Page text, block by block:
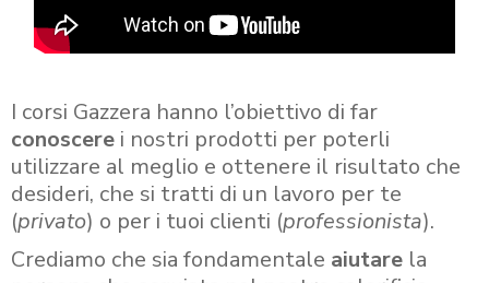
I corsi Gazzera hanno l’obiettivo di far
conoscere i nostri prodotti per poterli
utilizzare al meglio e ottenere il risultato che
desideri, che si tratti di un lavoro per te
(privato) o per i tuoi clienti (professionista).
Crediamo che sia fondamentale aiutare la